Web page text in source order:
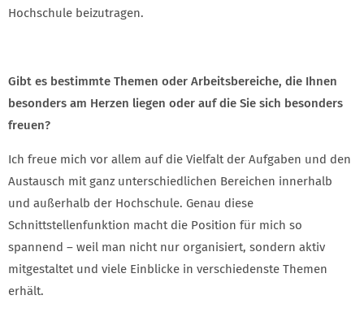
Hochschule beizutragen.
Gibt es bestimmte Themen oder Arbeitsbereiche, die Ihnen
besonders am Herzen liegen oder auf die Sie sich besonders
freuen?
Ich freue mich vor allem auf die Vielfalt der Aufgaben und den
Austausch mit ganz unterschiedlichen Bereichen innerhalb
und außerhalb der Hochschule. Genau diese
Schnittstellenfunktion macht die Position für mich so
spannend – weil man nicht nur organisiert, sondern aktiv
mitgestaltet und viele Einblicke in verschiedenste Themen
erhält.